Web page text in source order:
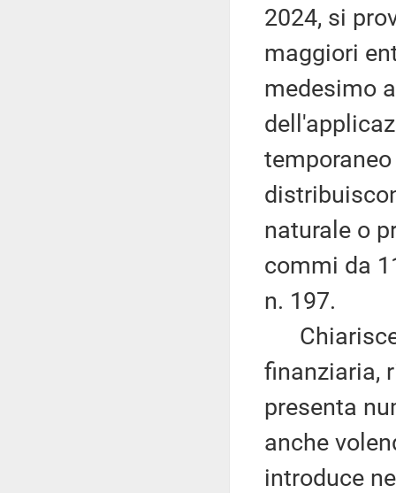
2024, si
maggiori
medesimo
naturale o
commi da
n. 197.
Chiarisce
finanziaria,
presenta
anche
introduce